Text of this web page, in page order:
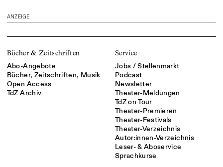
ANZEIGE
Bücher & Zeitschriften
Abo-Angebote
Bücher, Zeitschriften, Musik
Open Access
TdZ Archiv
Service
Jobs / Stellenmarkt
Podcast
Newsletter
Theater-Meldungen
TdZ on Tour
Theater-Premieren
Theater-Festivals
Theater-Verzeichnis
Autor:innen-Verzeichnis
Leser- & Aboservice
Sprachkurse